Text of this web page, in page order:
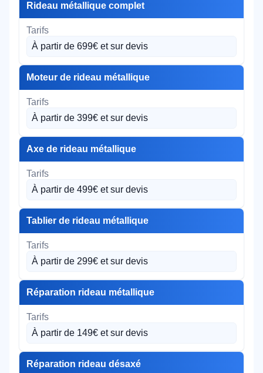
Rideau métallique complet
À partir de 699€ et sur devis
Moteur de rideau métallique
À partir de 399€ et sur devis
Axe de rideau métallique
À partir de 499€ et sur devis
Tablier de rideau métallique
À partir de 299€ et sur devis
Réparation rideau métallique
À partir de 149€ et sur devis
Réparation rideau désaxé